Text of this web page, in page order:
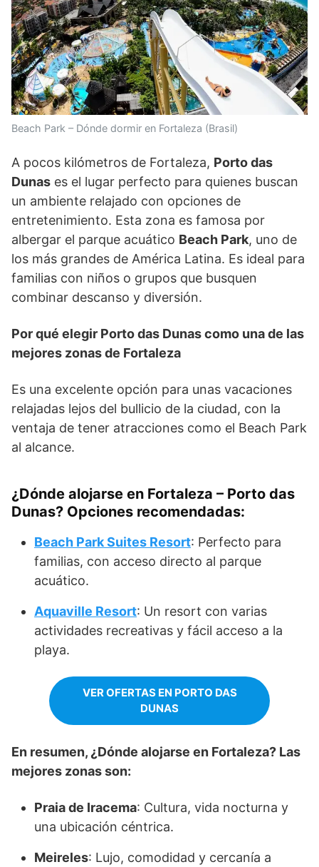
Beach Park – Dónde dormir en Fortaleza (Brasil)
A pocos kilómetros de Fortaleza, Porto das
Dunas es el lugar perfecto para quienes buscan
un ambiente relajado con opciones de
entretenimiento. Esta zona es famosa por
albergar el parque acuático Beach Park, uno de
los más grandes de América Latina. Es ideal para
familias con niños o grupos que busquen
combinar descanso y diversión.
Por qué elegir Porto das Dunas como una de las
mejores zonas de Fortaleza
Es una excelente opción para unas vacaciones
relajadas lejos del bullicio de la ciudad, con la
ventaja de tener atracciones como el Beach Park
al alcance.
¿Dónde alojarse en Fortaleza – Porto das
Dunas? Opciones recomendadas:
Beach Park Suites Resort: Perfecto para
familias, con acceso directo al parque
acuático.
Aquaville Resort: Un resort con varias
actividades recreativas y fácil acceso a la
playa.
VER OFERTAS EN PORTO DAS
DUNAS
En resumen, ¿Dónde alojarse en Fortaleza? Las
mejores zonas son:
Praia de Iracema: Cultura, vida nocturna y
una ubicación céntrica.
Meireles: Lujo, comodidad y cercanía a